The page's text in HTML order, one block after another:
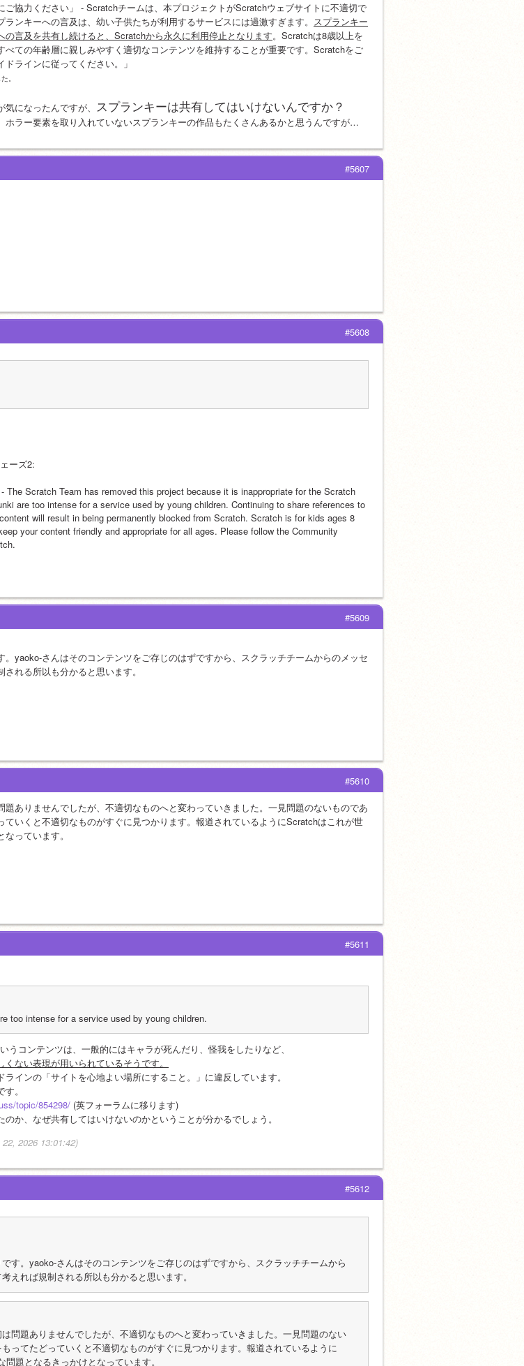
ご協力ください」 - Scratchチームは、本プロジェクトがScratchウェブサイトに不適切で
ンキーへの言及は、幼い子供たちが利用するサービスには過激すぎます。 スプランキー
の言及を共有し続けると、Scratchから永久に利用停止となります。Scratchは8歳以上を
べての年齢層に親しみやすく適切なコンテンツを維持することが重要です。Scratchをご
ラインに従ってください。」
。
になったんですが、 スプランキーは共有してはいけないんですか？
ホラー要素を取り入れていないスプランキーの作品もたくさんあるかと思うんですが…
#5607
#5608
ーズ2:
The Scratch Team has removed this project because it is inappropriate for the Scratch
are too intense for a service used by young children. Continuing to share references to
will result in being permanently blocked from Scratch. Scratch is for kids ages 8
your content friendly and appropriate for all ages. Please follow the Community
#5609
。yaoko-さんはそのコンテンツをご存じのはずですから、スクラッチチームからのメッセ
れる所以も分かると思います。
#5610
題ありませんでしたが、不適切なものへと変わっていきました。一見問題のないものであ
ていくと不適切なものがすぐに見つかります。報道されているようにScratchはこれが世
っています。
#5611
too intense for a service used by young children.
うコンテンツは、一般的にはキャラが死んだり、怪我をしたりなど、
ない表現が用いられているそうです。
インの「サイトを心地よい場所にすること。」に違反しています。
。
topic/854298/ (英フォーラムに移ります)
か、なぜ共有してはいけないのかということが分かるでしょう。
2026 13:01:42)
#5612
す。yaoko-さんはそのコンテンツをご存じのはずですから、スクラッチチームから
えれば規制される所以も分かると思います。
問題ありませんでしたが、不適切なものへと変わっていきました。一見問題のない
ってたどっていくと不適切なものがすぐに見つかります。報道されているように
題となるきっかけとなっています。